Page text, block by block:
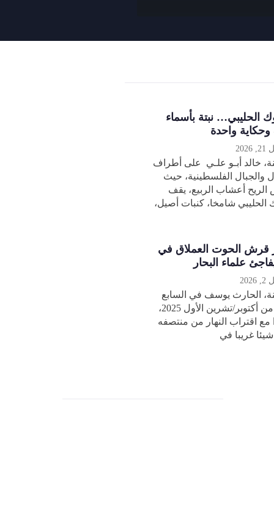
الحليبي… نبتة بأسماء
وحكاية واحدة
خالد أبـو علـي على أطراف
والجبال الفلسطينية، حيث
الريح أعشاب الربيع، يقف
الحليبي شامخا، كنبات أصيل،
قرش الحوت العملاق في
علماء البحار
الحارث يوسف في السابع
عشر من أكتوبر/تشرين الأول 2025،
مع اقتراب النهار من منتصفه
غريبا في